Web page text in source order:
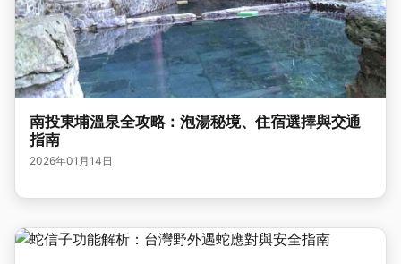
南投東埔溫泉全攻略：泡湯秘境、住宿選擇與交通
指南
2026年01月14日